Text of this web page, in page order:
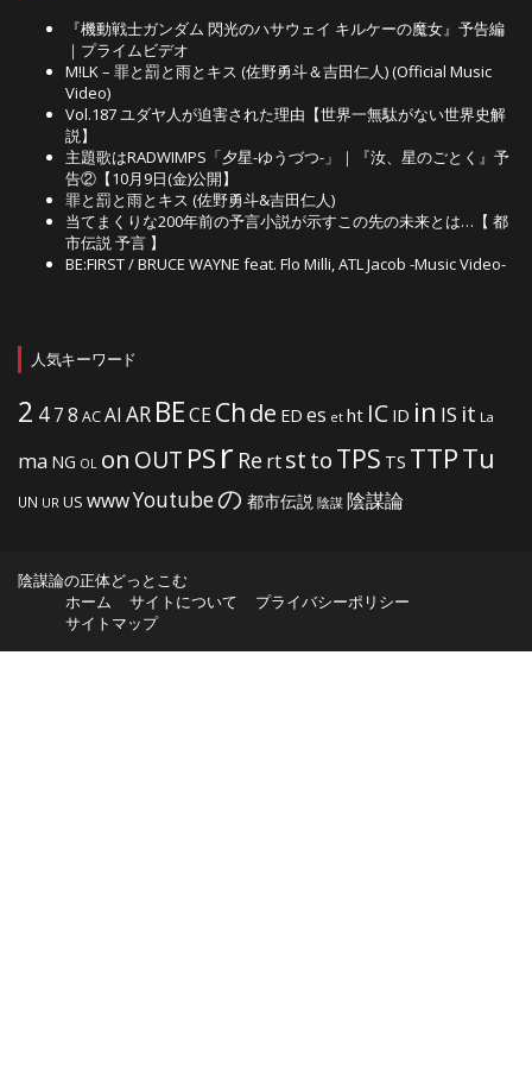
『機動戦士ガンダム 閃光のハサウェイ キルケーの魔女』予告編
｜プライムビデオ
M!LK – 罪と罰と雨とキス (佐野勇斗＆吉田仁人) (Official Music
Video)
Vol.187 ユダヤ人が迫害された理由【世界一無駄がない世界史解
説】
主題歌はRADWIMPS「夕星-ゆうづつ-」｜『汝、星のごとく』予
告②【10月9日(金)公開】
罪と罰と雨とキス (佐野勇斗&吉田仁人)
当てまくりな200年前の予言小説が示すこの先の未来とは…【 都
市伝説 予言 】
BE:FIRST / BRUCE WAYNE feat. Flo Milli, ATL Jacob -Music Video-
人気キーワード
2 478 ACAI AR BECE Chde ED es et ht IC ID in IS it La
ma NG OL on OUT PSr Re rtsttoTPS TS TTPTu
UN UR US wwwYoutubeの 都市伝説 陰謀 陰謀論
陰謀論の正体どっとこむ
ホーム
サイトについて
プライバシーポリシー
サイトマップ